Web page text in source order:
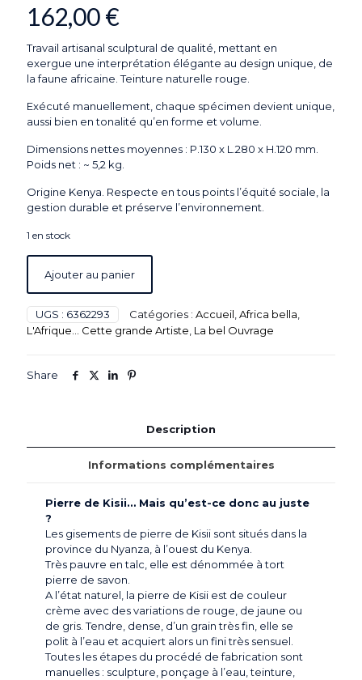
162,00€
Travail artisanal sculptural de qualité, mettant en
exergue une interprétation élégante au design unique, de
la faune africaine. Teinture naturelle rouge.
Exécuté manuellement, chaque spécimen devient unique,
aussi bien en tonalité qu’en forme et volume.
Dimensions nettes moyennes : P.130 x L.280 x H.120 mm.
Poids net : ~ 5,2 kg.
Origine Kenya. Respecte en tous points l’équité sociale, la
gestion durable et préserve l’environnement.
1 en stock
Ajouter au panier
UGS : 6362293 Catégories : Accueil,Africa bella,
L'Afrique... Cette grande Artiste, La bel Ouvrage
Share
Description
Informations complémentaires
Pierre de Kisii… Mais qu’est-ce donc au juste
?
Les gisements de pierre de Kisii sont situés dans la
province du Nyanza, à l’ouest du Kenya.
Très pauvre en talc, elle est dénommée à tort
pierre de savon.
A l’état naturel, la pierre de Kisii est de couleur
crème avec des variations de rouge, de jaune ou
de gris. Tendre, dense, d’un grain très fin, elle se
polit à l’eau et acquiert alors un fini très sensuel.
Toutes les étapes du procédé de fabrication sont
manuelles : sculpture, ponçage à l’eau, teinture,